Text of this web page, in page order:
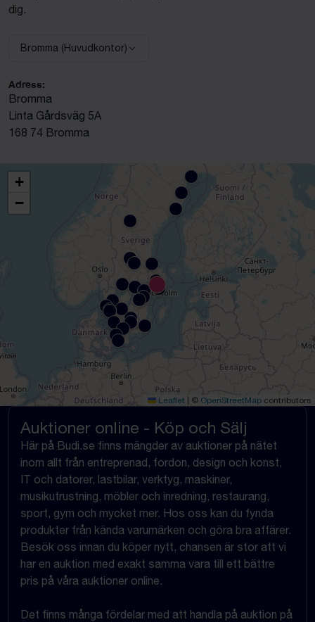
dig.
Välj anläggning:
Bromma (Huvudkontor)
Adress:
Bromma
Linta Gårdsväg 5A
168 74 Bromma
+
−
Leaflet © OpenStreetMap contributors
Auktioner online - Köp och Sälj
Här på Budi.se finns mängder av auktioner på nätet
inom allt från entreprenad, fordon, design och konst,
IT och datorer, lastbilar, verktyg, maskiner,
musikutrustning, möbler och inredning, restaurang,
sport, gym och mycket mer. Hos oss kan du fynda
produkter från kända varumärken och göra bra affärer.
Besök oss innan du köper nytt, chansen är stor att vi
har en auktion med exakt samma vara till ett bättre
pris på våra auktioner online.
Det finns många fördelar med att handla på auktion på